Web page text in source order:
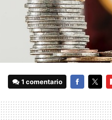
1 comentario